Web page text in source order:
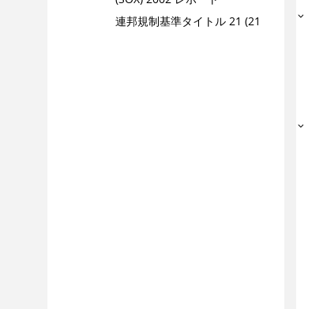
連邦規制基準タイトル 21 (21